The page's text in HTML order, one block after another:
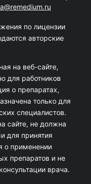
по лицензии
авторские
на веб-сайте,
для работников
о препаратах,
только для
специалистов.
сайте, не должна
для принятия
о применении
препаратов и не
врача.